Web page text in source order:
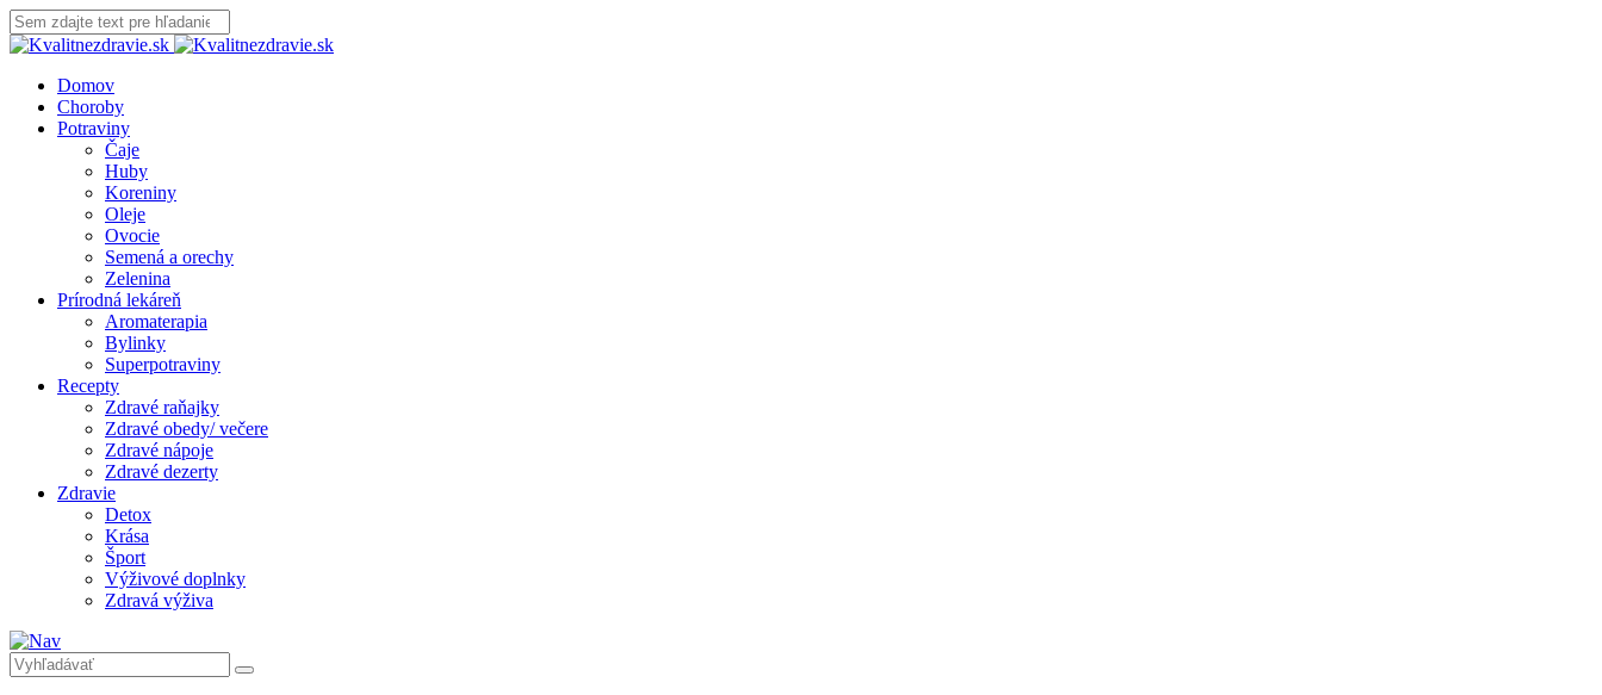
Domov
Choroby
Potraviny
Čaje
Huby
Koreniny
Oleje
Ovocie
Semená a orechy
Zelenina
Prírodná lekáreň
Aromaterapia
Bylinky
Superpotraviny
Recepty
Zdravé raňajky
Zdravé obedy/ večere
Zdravé nápoje
Zdravé dezerty
Zdravie
Detox
Krása
Šport
Výživové doplnky
Zdravá výživa